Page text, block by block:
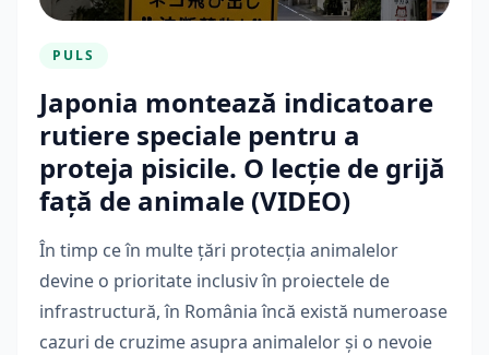
PULS
Japonia montează indicatoare
rutiere speciale pentru a
proteja pisicile. O lecție de grijă
față de animale (VIDEO)
În timp ce în multe țări protecția animalelor
devine o prioritate inclusiv în proiectele de
infrastructură, în România încă există numeroase
cazuri de cruzime asupra animalelor și o nevoie